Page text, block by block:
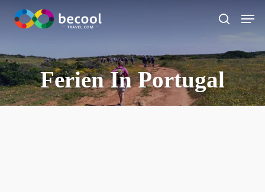
Hauptinhalt
springen
Suche
Ferien In Portugal